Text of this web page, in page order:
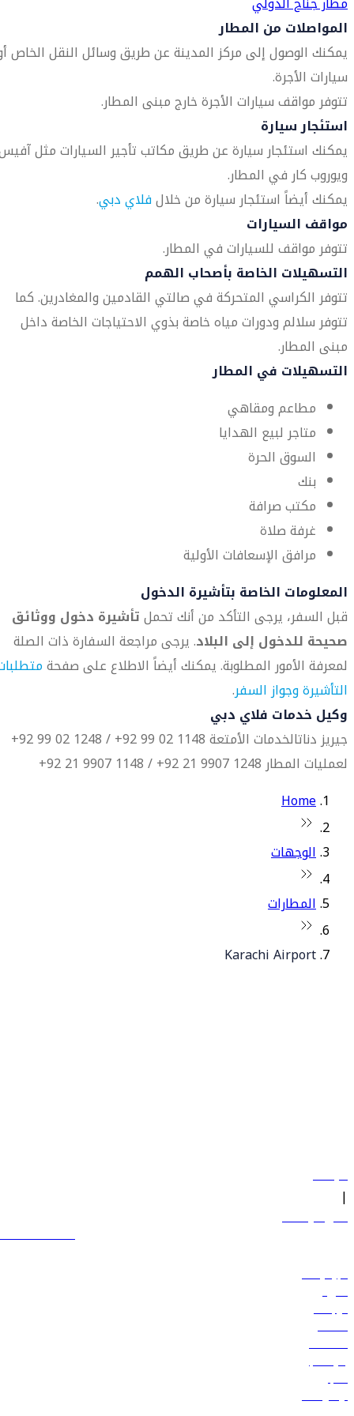
المواصلات من المطار
يمكنك الوصول إلى مركز المدينة عن طريق وسائل النقل الخاص
سيارات الأجرة.
تتوفر مواقف سيارات الأجرة خارج مبنى المطار.
استئجار سيارة
يمكنك استئجار سيارة عن طريق مكاتب تأجير السيارات مثل
ويوروب كار في المطار.
يمكنك أيضاً استئجار سيارة من خلالفلاي دبي.
مواقف السيارات
تتوفر مواقف للسيارات في المطار.
التسهيلات الخاصة بأصحاب الهمم
تتوفر الكراسي المتحركة في صالتي القادمين والمغادرين. كما
تتوفر سلالم ودورات مياه خاصة بذوي الاحتياجات الخاصة داخل
مبنى المطار.
التسهيلات في المطار
مطاعم ومقاهي
متاجر لبيع الهدايا
السوق الحرة
بنك
مكتب صرافة
غرفة صلاة
مرافق الإسعافات الأولية
المعلومات الخاصة بتأشيرة الدخول
قبل السفر، يرجى التأكد من أنك تحملتأشيرة دخول ووثائق
صحيحة للدخول إلى البلاد. يرجى مراجعة السفارة ذات الصلة
لمعرفة الأمور المطلوبة. يمكنك أيضاً الاطلاع على صفحة
التأشيرة وجواز السفر.
وكيل خدمات فلاي دبي
جيريز دناتالخدمات الأمتعة 1148 02 99 92+ / 1248 02 99 92+
لعمليات المطار 1248 9907 21 92+ / 1148 9907 21 92+
Home
الوجهات
المطارات
Karachi Airport
سياساتنا
|
الشروط والأحكام
600 544 445
حجز الرحلات
العروض
الوجهات
الأمتعة
المساعدة
إدارة الحجز
الأخبار
تواصل معنا